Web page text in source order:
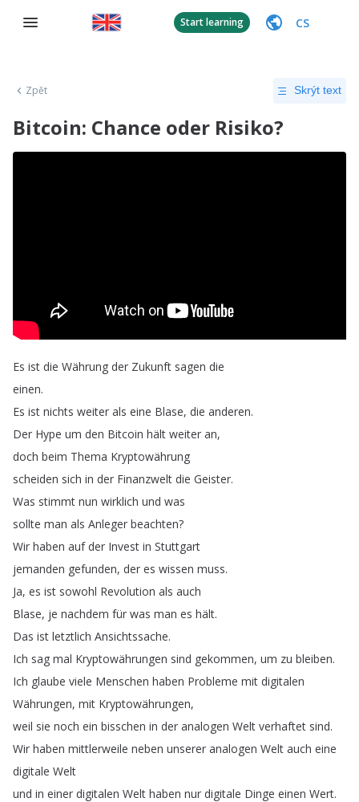
Start learning CS
Zpět Skrýt text
Bitcoin: Chance oder Risiko?
Es ist die Währung der Zukunft sagen die
einen.
Es ist nichts weiter als eine Blase, die anderen.
Der Hype um den Bitcoin hält weiter an,
doch beim Thema Kryptowährung
scheiden sich in der Finanzwelt die Geister.
Was stimmt nun wirklich und was
sollte man als Anleger beachten?
Wir haben auf der Invest in Stuttgart
jemanden gefunden, der es wissen muss.
Ja, es ist sowohl Revolution als auch
Blase, je nachdem für was man es hält.
Das ist letztlich Ansichtssache.
Ich sag mal Kryptowährungen sind gekommen, um zu bleiben.
Ich glaube viele Menschen haben Probleme mit digitalen
Währungen, mit Kryptowährungen,
weil sie noch ein bisschen in der analogen Welt verhaftet sind.
Wir haben mittlerweile neben unserer analogen Welt auch eine
digitale Welt
und in einer digitalen Welt haben nur digitale Dinge einen Wert.